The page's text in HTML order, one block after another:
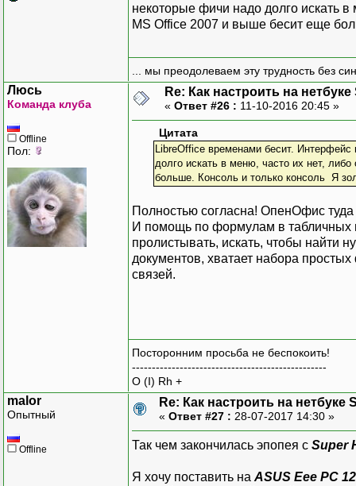
некоторые фичи надо долго искать
MS Office 2007 и выше бесит еще
... мы преодолеваем эту трудность без
Люсь
Команда клуба
Offline
Пол:
Re: Как настроить на
« Ответ #26 : 11-10-2016 20:45 »
Цитата
LibreOffice временами бесит.
долго искать в меню, часто их нет,
больше. Консоль и только консоль Я
Полностью согласна! ОпенОфис
И помощь по формулам в табличных
пролистывать, искать, чтобы найти
документов, хватает набора
связей.
Посторонним просьба не беспокоить!
-------------------------------------------------
O (I) Rh +
malor
Опытный
Offline
Re: Как настроить на нетбуке
« Ответ #27 : 28-07-2017 14:30 »
Так чем закончилась эпопея с Super
Я хочу поставить на ASUS Eee PC